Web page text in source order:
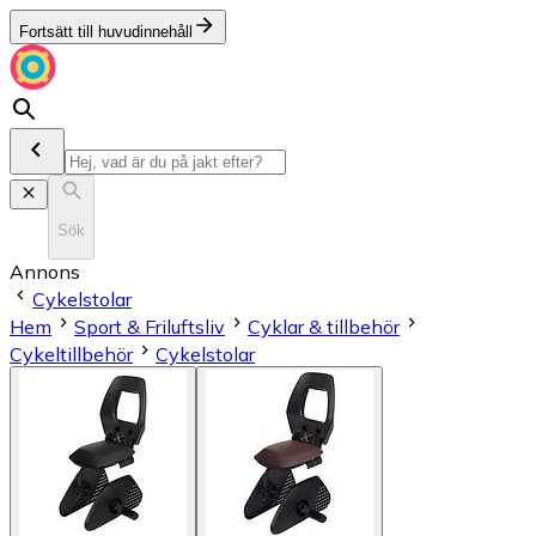
Fortsätt till huvudinnehåll
Sök
Annons
Cykelstolar
Hem
Sport & Friluftsliv
Cyklar & tillbehör
Cykeltillbehör
Cykelstolar